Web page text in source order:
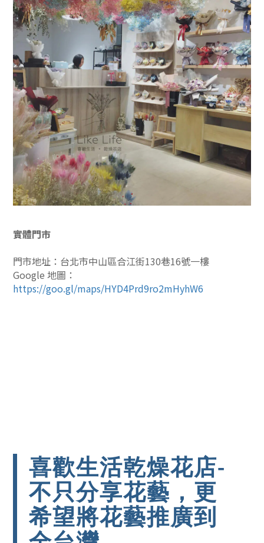
實體門市
門市地址：台北市中山區合江街130巷16號一樓
Google 地圖：
https://goo.gl/maps/HYD4Prd9ro2mHyhW6
喜歡生活乾燥花店-
不只分享花藝，更
希望將花藝推廣到